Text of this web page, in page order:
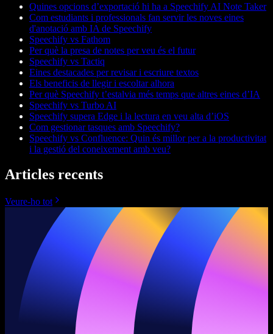
Quines opcions d’exportació hi ha a Speechify AI Note Taker
Com estudiants i professionals fan servir les noves eines
d'anotació amb IA de Speechify
Speechify vs Fathom
Per què la presa de notes per veu és el futur
Speechify vs Tactiq
Eines destacades per revisar i escriure textos
Els beneficis de llegir i escoltar alhora
Per què Speechify t’estalvia més temps que altres eines d’IA
Speechify vs Turbo AI
Speechify supera Edge i la lectura en veu alta d’iOS
Com gestionar tasques amb Speechify?
Speechify vs Confluence: Quin és millor per a la productivitat
i la gestió del coneixement amb veu?
Articles recents
Veure-ho tot